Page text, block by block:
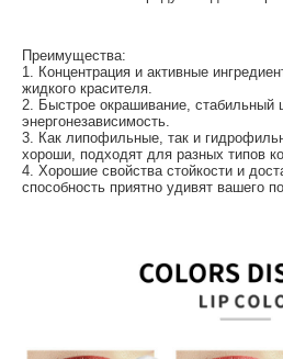
Преимущества:
1. Концентрация и активные
жидкого красителя.
2. Быстрое окрашивание, стабильный
энергонезависимость.
3. Как липофильные, так и
хороши, подходят для разных типов
4. Хорошие свойства стойкости и
способность приятно удивят вашего